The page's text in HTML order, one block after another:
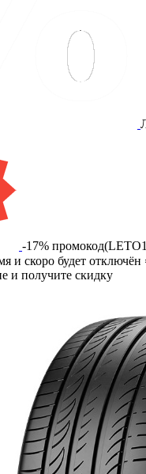
-17%
и скоро будет
и получите скидку